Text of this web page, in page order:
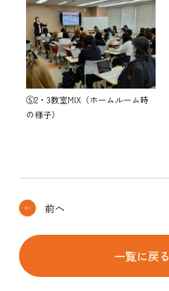
⑤2・3教室MIX（ホームルーム時
の様子）
前へ
一覧に戻る